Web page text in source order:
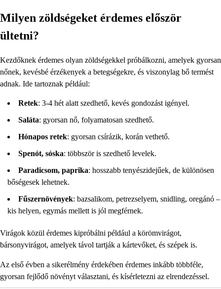
Milyen zöldségeket érdemes először
ültetni?
Kezdőknek érdemes olyan zöldségekkel próbálkozni, amelyek gyorsan
nőnek, kevésbé érzékenyek a betegségekre, és viszonylag bő termést
adnak. Ide tartoznak például:
Retek: 3-4 hét alatt szedhető, kevés gondozást igényel.
Saláta: gyorsan nő, folyamatosan szedhető.
Hónapos retek: gyorsan csírázik, korán vethető.
Spenót, sóska: többször is szedhető levelek.
Paradicsom, paprika: hosszabb tenyészidejűek, de különösen
bőségesek lehetnek.
Fűszernövények: bazsalikom, petrezselyem, snidling, oregánó –
kis helyen, egymás mellett is jól megférnek.
Virágok közül érdemes kipróbálni például a körömvirágot,
bársonyvirágot, amelyek távol tartják a kártevőket, és szépek is.
Az első évben a sikerélmény érdekében érdemes inkább többféle,
gyorsan fejlődő növényt választani, és kísérletezni az elrendezéssel.